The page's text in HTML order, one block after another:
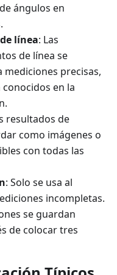
ángulos en
línea: Las
de línea se
mediciones precisas,
en la
resultados de
como imágenes o
con todas las
: Solo se usa al
incompletas.
se guardan
de colocar tres